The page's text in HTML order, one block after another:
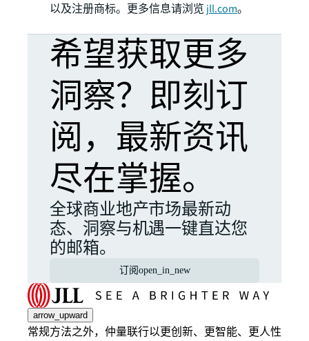
以及注册商标。更多信息请浏览 jll.com。
希望获取更多
洞察？即刻订
阅，最新资讯
尽在掌握。
全球商业地产市场最新动
态、洞察与机遇一键直达您
的邮箱。
订阅 open_in_new
arrow_upward
常规方法之外，仲量联行以更创新、更智能、更人性